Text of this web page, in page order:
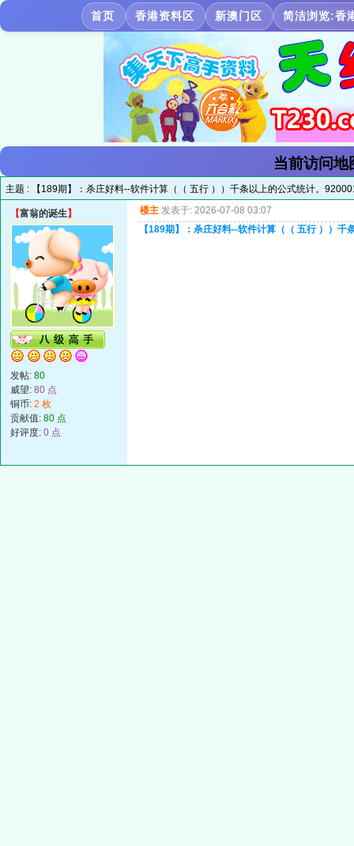
首页 香港资料区 新澳门区 简洁浏览:香
当前访问地
主题 : 【189期】：杀庄好料--软件计算（（ 五行 ））千条以上的公式统计。
【富翁的诞生】
发帖: 80
威望: 80 点
铜币: 2 枚
贡献值: 80 点
好评度: 0 点
楼主 发表于: 2026-07-08 03:07
【189期】：杀庄好料--软件计算（（ 五行 ））